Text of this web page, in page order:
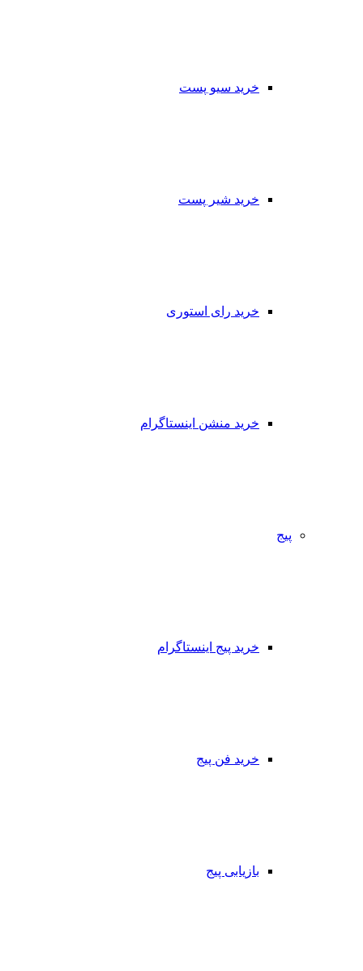
خرید سیو پست
خرید شیر پست
خرید رای استوری
خرید منشن اینستاگرام
پیج
خرید پیج اینستاگرام
خرید فن پیج
بازیابی پیج